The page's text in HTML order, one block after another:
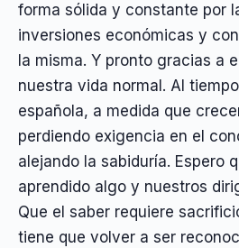
forma sólida y constante por
inversiones económicas y
la misma. Y pronto gracias a
nuestra vida normal. Al
española, a medida que
perdiendo exigencia en el
alejando la sabiduría. Espero
aprendido algo y nuestros
Que el saber requiere
tiene que volver a ser